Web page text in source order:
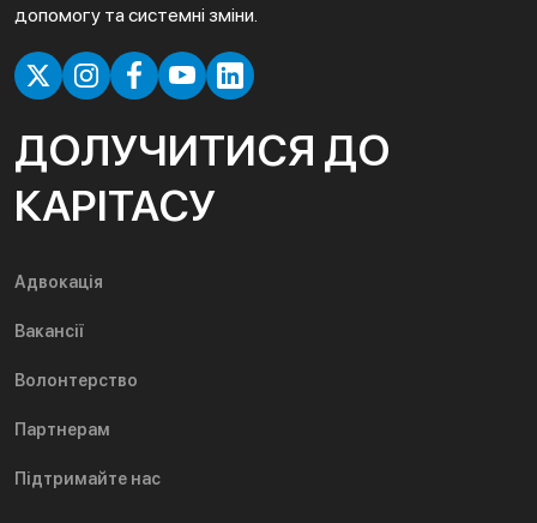
допомогу та системні зміни.
ДОЛУЧИТИСЯ ДО
КАРІТАСУ
Адвокація
Вакансії
Волонтерство
Партнерам
Підтримайте нас